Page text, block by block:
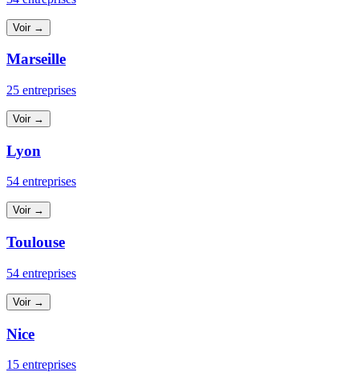
Voir →
Marseille
25 entreprises
Voir →
Lyon
54 entreprises
Voir →
Toulouse
54 entreprises
Voir →
Nice
15 entreprises